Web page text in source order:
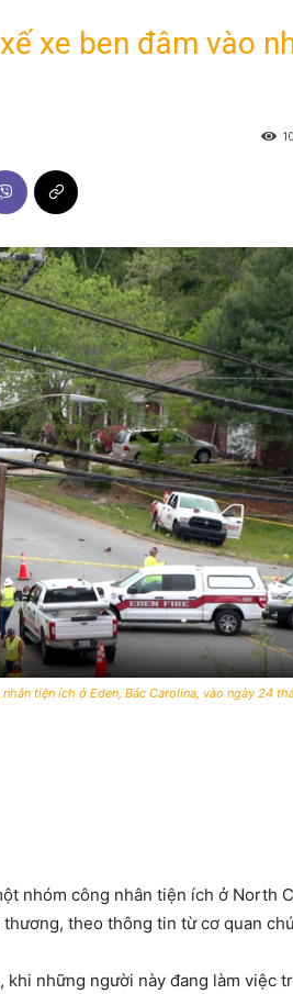
xe ben đâm vào
tiện ích ở Eden, Bắc Carolina, vào ngày 24
nhóm công nhân tiện ích ở North
theo thông tin từ cơ quan
khi những người này đang làm việc